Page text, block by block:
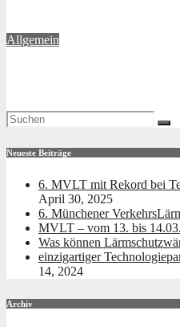
Allgemein
Neueste Beiträge
6. MVLT mit Rekord bei
April 30, 2025
6. Münchener
MVLT – vom 13. bis
Was können
einzigartiger
14, 2024
Archiv